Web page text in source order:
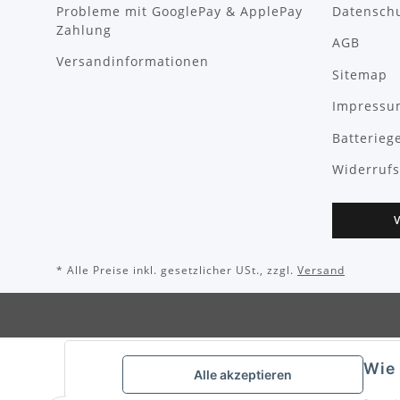
Alle akzeptieren Wie
Probleme mit GooglePay & ApplePay
Zahlung
Versandinformationen
AGB
Sitemap
* Alle Preise inkl. gesetzlicher USt., zzgl. Versand